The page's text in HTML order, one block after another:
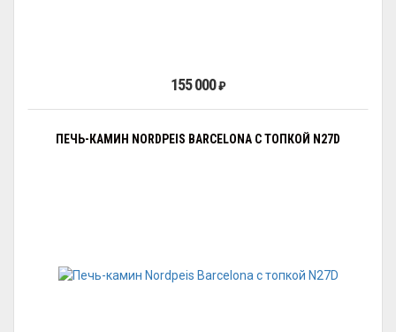
155 000₽
ПЕЧЬ-КАМИН NORDPEIS BARCELONA С ТОПКОЙ N27D